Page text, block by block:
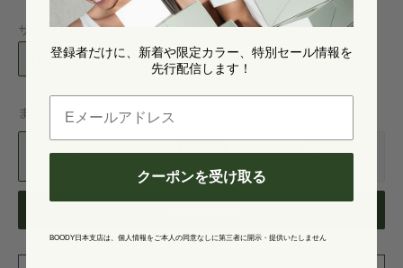
サイズ:21-25 cm
21-25 cm 25-29 cm
まとめ買いでお得
1点 3点
¥1,425/点
5点
登録者だけに、新着や限定カラー、特別セール情報を
先行配信します！
クーポンを受け取る
BOODY日本支店は、個人情報をご本人の同意なしに第三者に開示・提供いたしません